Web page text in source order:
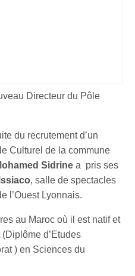
Directeur du Pôle
du recrutement d’un
Culturel de la commune
Sidrine a pris ses
, salle de spectacles
l’Ouest Lyonnais.
au Maroc où il est natif et
d’Etudes
) en Sciences du